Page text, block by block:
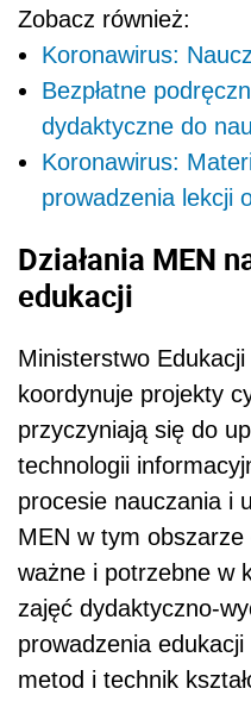
Zobacz również:
Koronawirus:
Bezpłatne
dydaktyczne do
Koronawirus:
prowadzenia lekcji
Działania MEN
edukacji
Ministerstwo
koordynuje projekty
przyczyniają się do
technologii
procesie nauczania i
MEN w tym obszarze
ważne i potrzebne w
zajęć dydaktyczno-
prowadzenia
metod i technik